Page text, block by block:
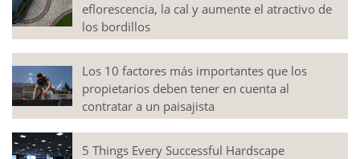
eflorescencia, la cal y aumente el atractivo de
los bordillos
Los 10 factores más importantes que los
propietarios deben tener en cuenta al
contratar a un paisajista
5 Things Every Successful Hardscape